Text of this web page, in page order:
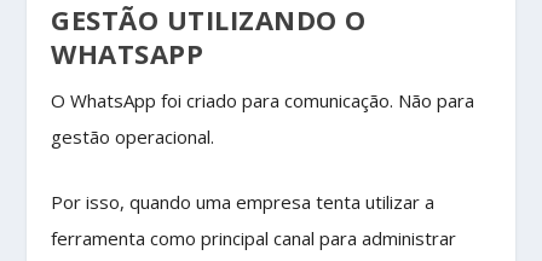
GESTÃO UTILIZANDO O
WHATSAPP
O WhatsApp foi criado para comunicação. Não para
gestão operacional.
Por isso, quando uma empresa tenta utilizar a
ferramenta como principal canal para administrar